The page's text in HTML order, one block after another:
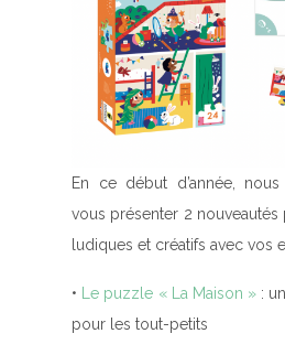
En ce début d’année,
vous présenter 2
ludiques et créatifs avec vos
• Le puzzle « La Maison » :
pour les tout-petits